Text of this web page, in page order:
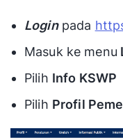
Loginpada
Masuk ke menu
Pilih Info KSWP
Pilih Profil